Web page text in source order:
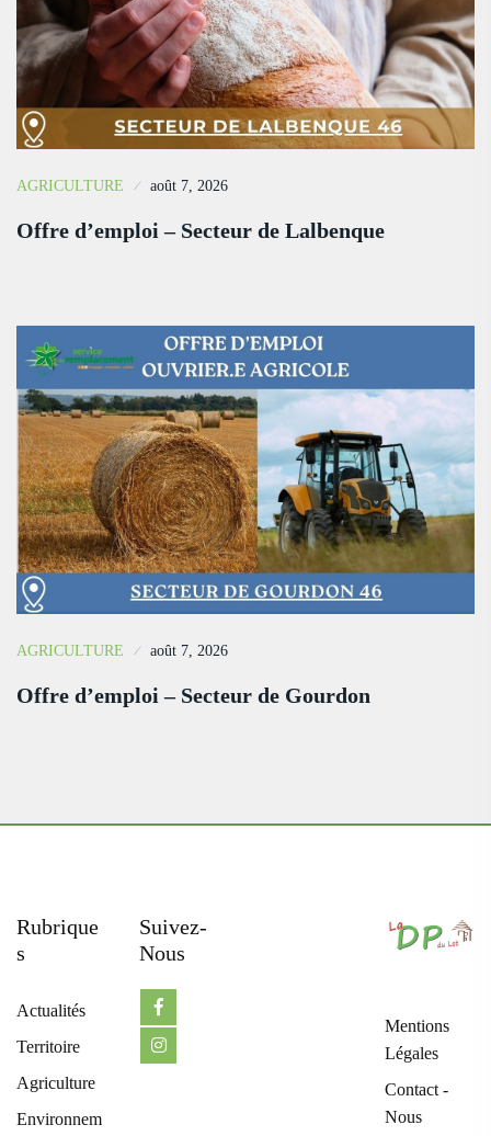
AGRICULTURE août 7, 2026
Offre d’emploi – Secteur de Lalbenque
AGRICULTURE août 7, 2026
Offre d’emploi – Secteur de Gourdon
Rubrique
S
Actualités
Territoire
Agriculture
Environnem
Suivez-
Nous
Mentions
Légales
Contact -
Nous